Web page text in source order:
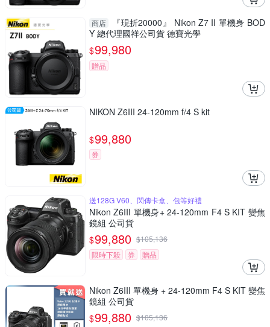
商店
『現折20000』 Nikon Z7 II 單機身 BOD
Y 總代理國祥公司貨 德寶光學
$99,980
贈品
NIKON Z6III 24-120mm f/4 S kit
$99,880
券
送128G V60、閃傳卡盒、包等好禮
Nikon Z6III 單機身+ 24-120mm F4 S KIT 變焦
鏡組 公司貨
$99,880 $105,136
限時下殺
券 贈品
Nikon Z6III 單機身 + 24-120mm F4 S KIT 變焦
鏡組 公司貨
$99,880 $105,136